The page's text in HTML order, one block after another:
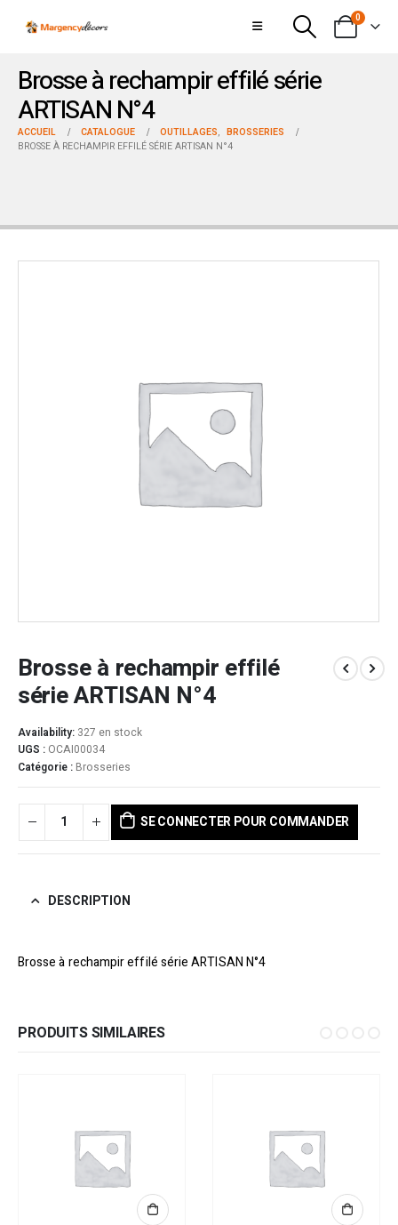
0
Brosse à rechampir effilé série
ARTISAN N°4
ACCUEIL CATALOGUE OUTILLAGES, BROSSERIES
BROSSE À RECHAMPIR EFFILÉ SÉRIE ARTISAN N°4
Brosse à rechampir effilé
série ARTISAN N°4
Availability: 327 en stock
UGS : OCAI00034
Catégorie : Brosseries
SE CONNECTER POUR COMMANDER
DESCRIPTION
Brosse à rechampir effilé série ARTISAN N°4
PRODUITS SIMILAIRES